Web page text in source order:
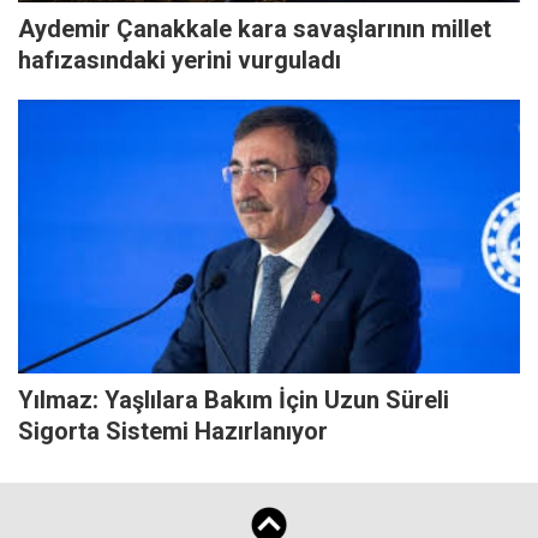
Aydemir Çanakkale kara savaşlarının millet
hafızasındaki yerini vurguladı
Yılmaz: Yaşlılara Bakım İçin Uzun Süreli
Sigorta Sistemi Hazırlanıyor